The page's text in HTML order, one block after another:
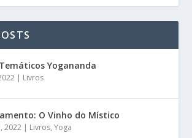
Yogananda
| Livros
O Vinho do Místico
2022 | Livros,Yoga